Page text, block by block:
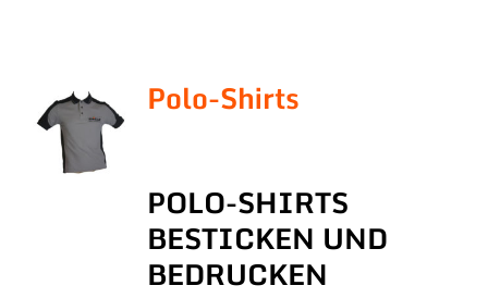
Polo-Shirts
POLO-SHIRTS
BESTICKEN UND
BEDRUCKEN